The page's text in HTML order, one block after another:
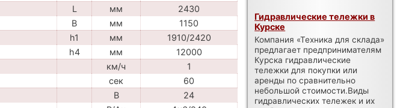
L мм
2430
B мм
1150
h1 мм
1910/2420
h4 мм
12000
км/ч
1
сек
60
В
24
Гидравлические тележки в
Курске
Компания «Техника для склада»
предлагает предпринимателям
Курска гидравлические
тележки для покупки или
аренды по сравнительно
небольшой стоимости.Виды
гидравлических тележек и их